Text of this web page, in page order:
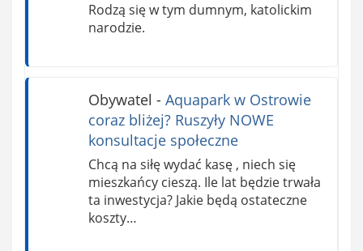
Rodzą się w tym dumnym, katolickim
narodzie.
Obywatel - Aquapark w Ostrowie
coraz bliżej? Ruszyły NOWE
konsultacje społeczne
Chcą na siłę wydać kasę , niech się
mieszkańcy cieszą. Ile lat będzie trwała
ta inwestycja? Jakie będą ostateczne
koszty…